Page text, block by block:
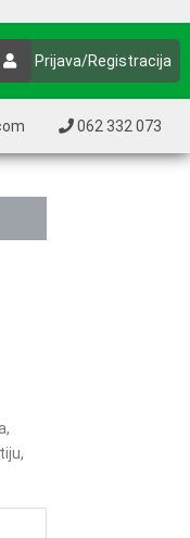
Prijava/Registracija
062 332 073